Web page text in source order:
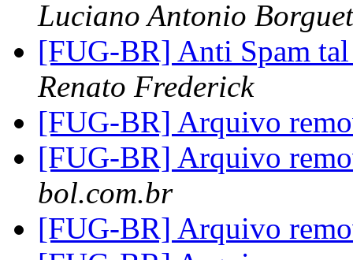
Luciano Antonio
[FUG-BR] Anti Spam
Renato Frederick
[FUG-BR] Arquivo
[FUG-BR] Arquivo
bol.com.br
[FUG-BR] Arquivo